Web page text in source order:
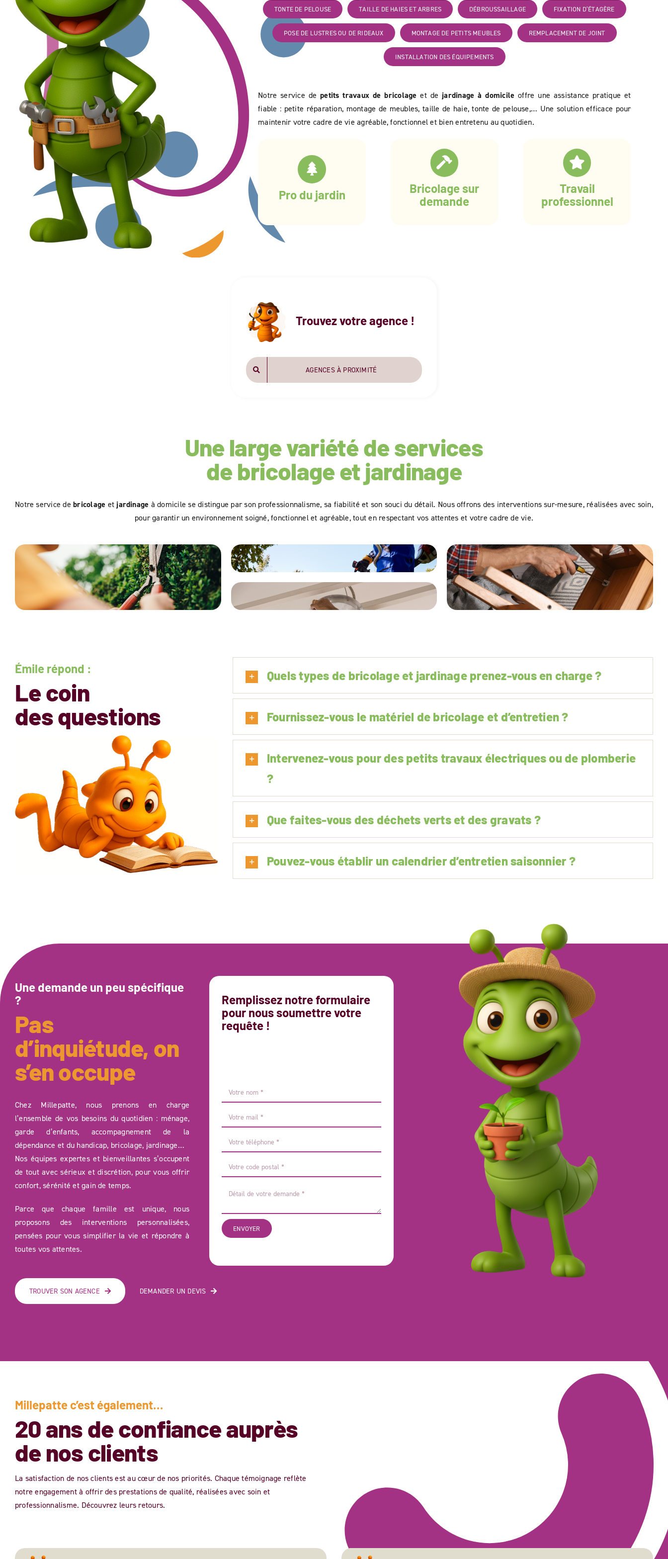
TONTE DE PELOUSE TAILLE DE HAIES ET ARBRES DÉBROUSSAILLAGE FIXATION D’ÉTAGÈRE
POSE DE LUSTRES OU DE RIDEAUX MONTAGE DE PETITS MEUBLES REMPLACEMENT DE JOINT
INSTALLATION DES ÉQUIPEMENTS
Notre service depetits travaux de bricolage et de jardinage à domicile offre une assistance pratique et
fiable : petite réparation, montage de meubles, taille de haie, tonte de pelouse,… Une solution efficace pour
maintenir votre cadre de vie agréable, fonctionnel et bien entretenu au quotidien.
Pro du jardin
Bricolage sur
demande
Travail
professionnel
Trouvez votre agence !
AGENCES À PROXIMITÉ
Une large variété de services
de bricolage et jardinage
Notre service debricolage et jardinage à domicile se distingue par son professionnalisme, sa fiabilité et son souci du détail. Nous offrons des interventions sur-mesure, réalisées avec soin,
pour garantir un environnement soigné, fonctionnel et agréable, tout en respectant vos attentes et votre cadre de vie.
Taille de haies Montage de meubles
Émile répond :
Le coin
des questions
Quels types de bricolage et jardinage prenez-vous en charge ?
Fournissez-vous le matériel de bricolage et d’entretien ?
Intervenez-vous pour des petits travaux électriques ou de plomberie
?
Que faites-vous des déchets verts et des gravats ?
Pouvez-vous établir un calendrier d’entretien saisonnier ?
Une demande un peu spécifique
?
Pas
d’inquiétude, on
s’en occupe
Chez Millepatte, nous prenons en charge
l’ensemble de vos besoins du quotidien : ménage,
garde d’enfants, accompagnement de la
dépendance et du handicap, bricolage, jardinage…
Nos équipes expertes et bienveillantes s’occupent
de tout avec sérieux et discrétion, pour vous offrir
confort, sérénité et gain de temps.
Parce que chaque famille est unique, nous
proposons des interventions personnalisées,
pensées pour vous simplifier la vie et répondre à
toutes vos attentes.
Remplissez notre formulaire
pour nous soumettre votre
requête !
ENVOYER
TROUVER SON AGENCE DEMANDER UN DEVIS
Millepatte c’est également…
20 ans de confiance auprès
de nos clients
La satisfaction de nos clients est au cœur de nos priorités. Chaque témoignage reflète
notre engagement à offrir des prestations de qualité, réalisées avec soin et
professionnalisme. Découvrez leurs retours.